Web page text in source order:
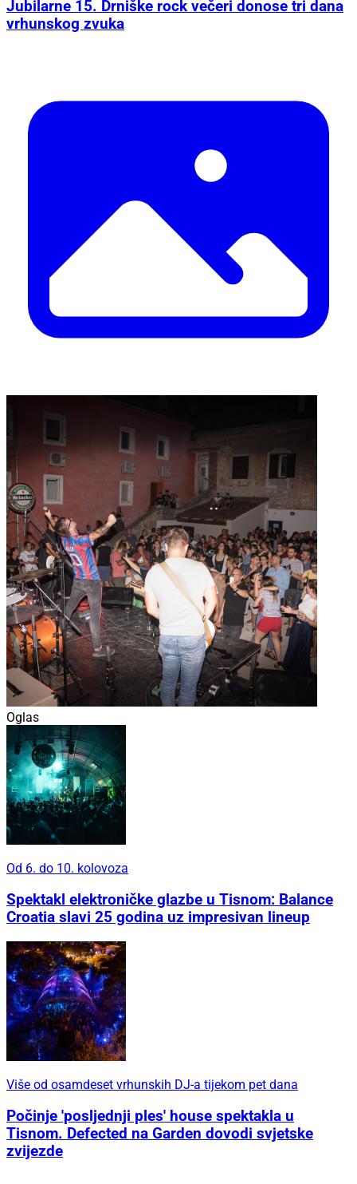
Jubilarne 15. Drniške rock večeri donose tri dana
vrhunskog zvuka
Oglas
Od 6. do 10. kolovoza
Spektakl elektroničke glazbe u Tisnom: Balance
Croatia slavi 25 godina uz impresivan lineup
Više od osamdeset vrhunskih DJ-a tijekom pet dana
Počinje 'posljednji ples' house spektakla u
Tisnom. Defected na Garden dovodi svjetske
zvijezde